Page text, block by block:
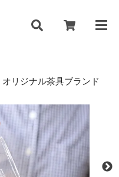
リジナル茶具ブランド